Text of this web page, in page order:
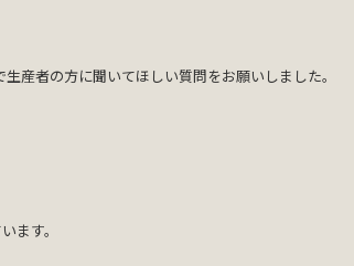
産者の方に聞いてほしい質問をお願いしました。
ます。